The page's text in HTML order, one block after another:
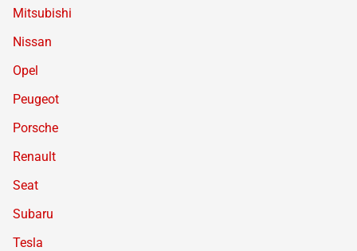
Mitsubishi
Nissan
Opel
Peugeot
Porsche
Renault
Seat
Subaru
Tesla